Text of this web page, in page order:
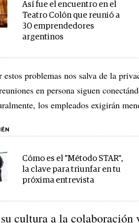
Así fue el encuentro en el
Teatro Colón que reunió a
30 emprendedores
argentinos
estos problemas nos salva de la
en persona siguen
los empleados exigirán
Cómo es el "Método STAR",
la clave para triunfar en tu
próxima entrevista
cultura a la